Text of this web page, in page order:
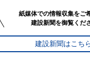
紙媒体での情報収集をご
建設新聞を御覧くだ
建設新聞はこち